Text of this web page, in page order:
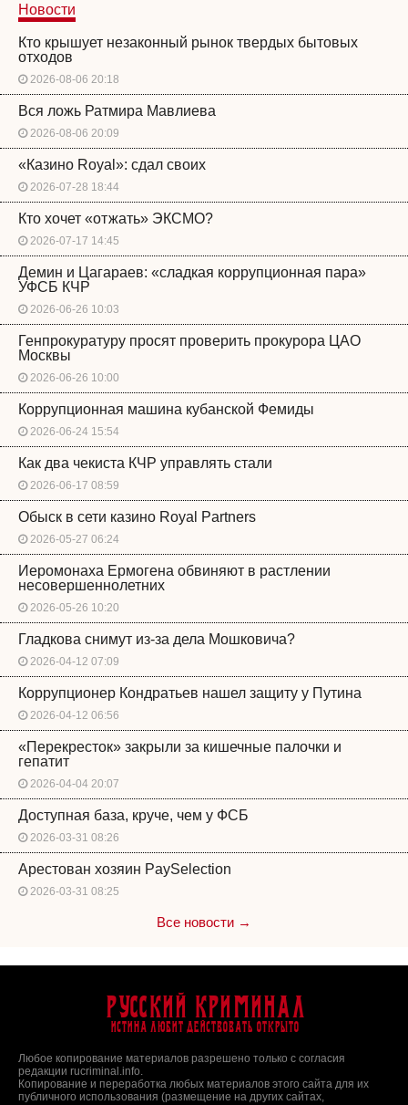
Новости
Кто крышует незаконный рынок твердых бытовых
отходов
2026-08-06 20:18
Вся ложь Ратмира Мавлиева
2026-08-06 20:09
«Казино Royal»: сдал своих
2026-07-28 18:44
Кто хочет «отжать» ЭКСМО?
2026-07-17 14:45
Демин и Цагараев: «сладкая коррупционная пара»
УФСБ КЧР
2026-06-26 10:03
Генпрокуратуру просят проверить прокурора ЦАО
Москвы
2026-06-26 10:00
Коррупционная машина кубанской Фемиды
2026-06-24 15:54
Как два чекиста КЧР управлять стали
2026-06-17 08:59
Обыск в сети казино Royal Partners
2026-05-27 06:24
Иеромонаха Ермогена обвиняют в растлении
несовершеннолетних
2026-05-26 10:20
Гладкова снимут из-за дела Мошковича?
2026-04-12 07:09
Коррупционер Кондратьев нашел защиту у Путина
2026-04-12 06:56
«Перекресток» закрыли за кишечные палочки и
гепатит
2026-04-04 20:07
Доступная база, круче, чем у ФСБ
2026-03-31 08:26
Арестован хозяин PaySelection
2026-03-31 08:25
Все новости →
Русский Криминал
Истина любит действовать открыто
Любое копирование материалов разрешено только с согласия
редакции rucriminal.info.
Копирование и переработка любых материалов этого сайта для их
публичного использования (размещение на других сайтах,